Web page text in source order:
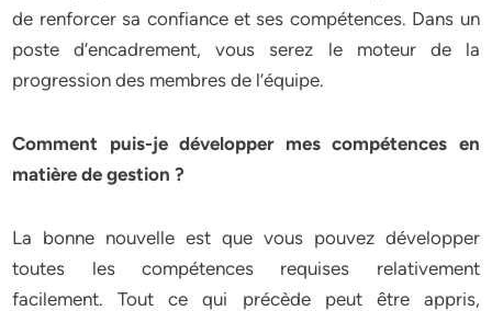
de renforcer sa confiance et ses compétences. Dans un
poste d’encadrement, vous serez le moteur de la
progression des membres de l’équipe.
Comment puis-je développer mes compétences en
matière de gestion ?
La bonne nouvelle est que vous pouvez développer
toutes les compétences requises relativement
facilement. Tout ce qui précède peut être appris,